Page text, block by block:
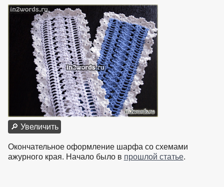
🔎 Увеличить
Окончательное оформление шарфа со схемами
ажурного края. Начало было в прошлой статье.